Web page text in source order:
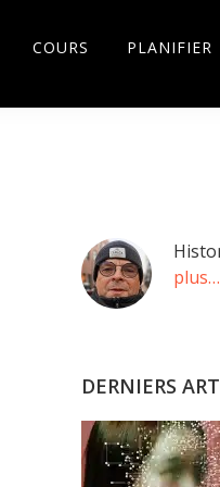
COURS PLANIFIER
Barre
latérale
plus…
DERNIERS